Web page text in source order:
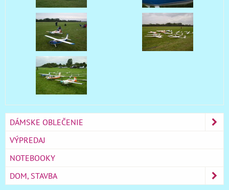
DÁMSKE OBLEČENIE
VÝPREDAJ
NOTEBOOKY
DOM, STAVBA